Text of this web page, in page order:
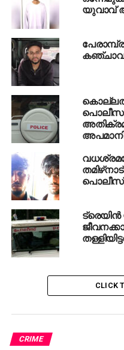
കുവൈത്ത് വ്യാജമദ്യ
യുവാവ്
പൊലീസ്
CLICK
CRIME